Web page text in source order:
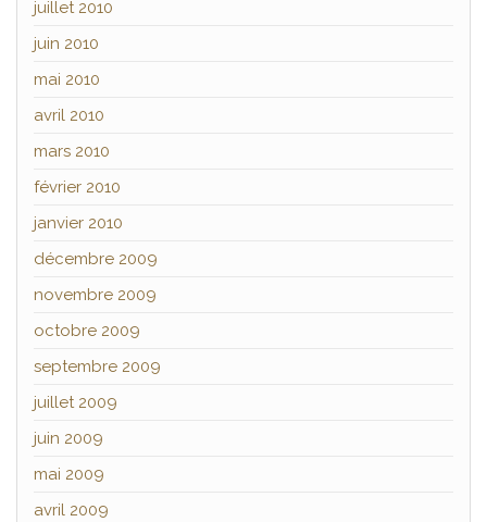
juillet 2010
juin 2010
mai 2010
avril 2010
mars 2010
février 2010
janvier 2010
décembre 2009
novembre 2009
octobre 2009
septembre 2009
juillet 2009
juin 2009
mai 2009
avril 2009